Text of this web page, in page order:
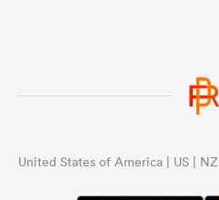
United States of America | US | NZ